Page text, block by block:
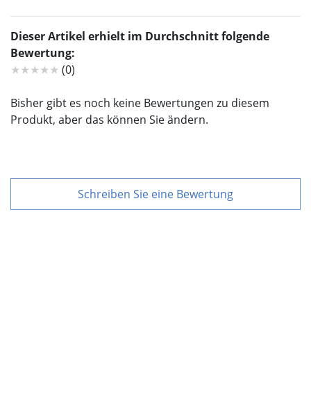
Dieser Artikel erhielt im Durchschnitt folgende
Bewertung:
★★★★★ (0)
Bisher gibt es noch keine Bewertungen zu diesem
Produkt, aber das können Sie ändern.
Schreiben Sie eine Bewertung